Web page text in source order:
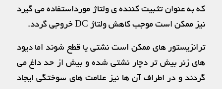
که به عنوان تثبیت کننده ی ولتاژ مورداستفاده می گیرد
نیز ممکن است موجب کاهش ولتاژ DC خروجی گردد.
ترانزیستور های ممکن است نشتی یا قطع شوند اما دیود
های زنر بیش تر دچار نشتی شده و بیش از حد داغ می
گردند و در اطراف آن ها نیز علامت های سوختگی ایجاد